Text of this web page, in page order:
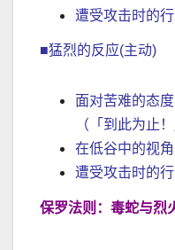
遭受攻击时的
■猛烈的反应(主动)
面对苦难的态
（「到此为止！
在低谷中的视
遭受攻击时的
保罗法则：毒蛇与烈